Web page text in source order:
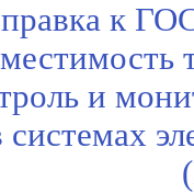
к
и
системах